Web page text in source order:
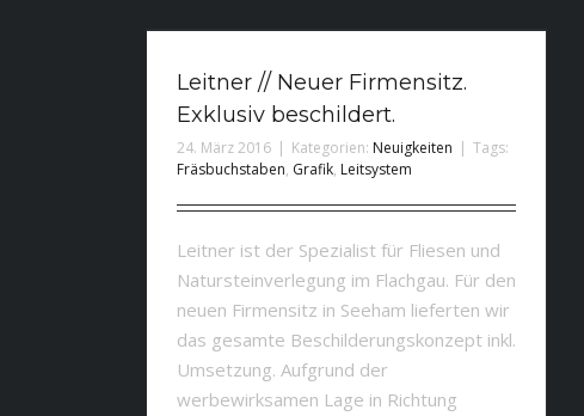
Leitner // Neuer Firmensitz. Exklusiv
beschildert.
Leitner // Neuer Firmensitz.
Exklusiv beschildert.
24. März 2016 | Kategorien: Neuigkeiten | Tags:
Fräsbuchstaben, Grafik, Leitsystem
Leitner ist der Spezialist für Fliesen und
Natursteinverlegung im Flachgau. Für den
neuen Firmensitz in Seeham lieferten wir
das gesamte Beschilderungskonzept inkl.
Umsetzung. Aufgrund der
werbewirksamen Lage in Richtung